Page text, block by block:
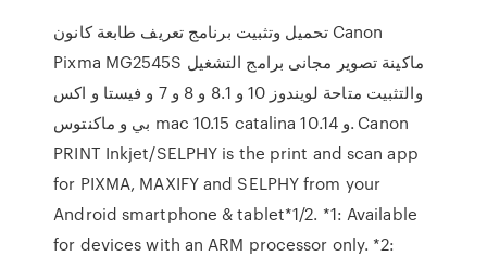
تحميل وتثبيت برنامج تعريف طابعة كانون Canon
Pixma MG2545S ماكينة تصوير مجانى برامج التشغيل
والتثبيت متاحة لويندوز 10 و 8.1 و 8 و 7 و فيستا و اكس
بي و ماكنتوس mac 10.15 catalina و 10.14. Canon
PRINT Inkjet/SELPHY is the print and scan app
for PIXMA, MAXIFY and SELPHY from your
Android smartphone & tablet*1/2. *1: Available
for devices with an ARM processor only. *2: